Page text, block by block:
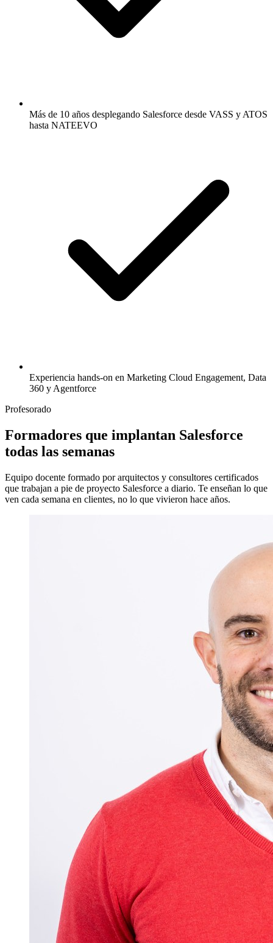
Más de 10 años desplegando Salesforce desde VASS y ATOS
hasta NATEEVO
Experiencia hands-on en Marketing Cloud Engagement, Data
360 y Agentforce
Profesorado
Formadores que implantan Salesforce
todas las semanas
Equipo docente formado por arquitectos y consultores certificados
que trabajan a pie de proyecto Salesforce a diario. Te enseñan lo que
ven cada semana en clientes, no lo que vivieron hace años.